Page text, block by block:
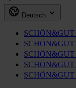
Deutsch
SCHÖN&GUT
SCHÖN&GUT
SCHÖN&GUT
SCHÖN&GUT
SCHÖN&GUT